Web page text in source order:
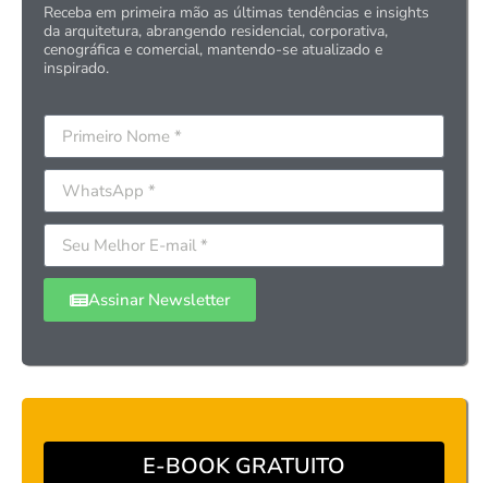
Receba em primeira mão as últimas tendências e insights
da arquitetura, abrangendo residencial, corporativa,
cenográfica e comercial, mantendo-se atualizado e
inspirado.
Assinar Newsletter
E-BOOK GRATUITO